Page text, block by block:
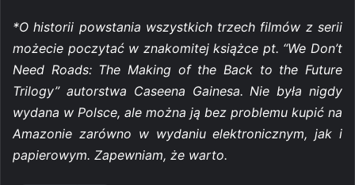
*O historii powstania wszystkich trzech filmów z serii
możecie poczytać w znakomitej książce pt. “We Don’t
Need Roads: The Making of the Back to the Future
Trilogy” autorstwa Caseena Gainesa. Nie była nigdy
wydana w Polsce, ale można ją bez problemu kupić na
Amazonie zarówno w wydaniu elektronicznym, jak i
papierowym. Zapewniam, że warto.